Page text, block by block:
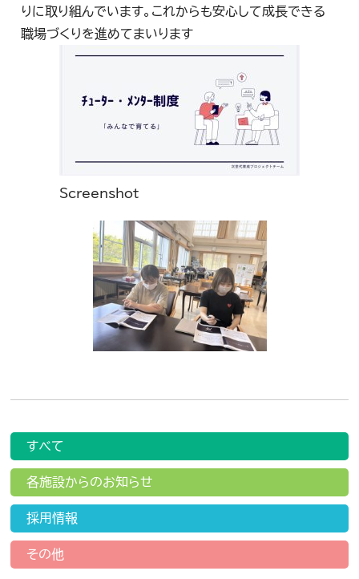
りに取り組んでいます。これからも安心して成長できる
職場づくりを進めてまいります
Screenshot
すべて
各施設からのお知らせ
採用情報
その他